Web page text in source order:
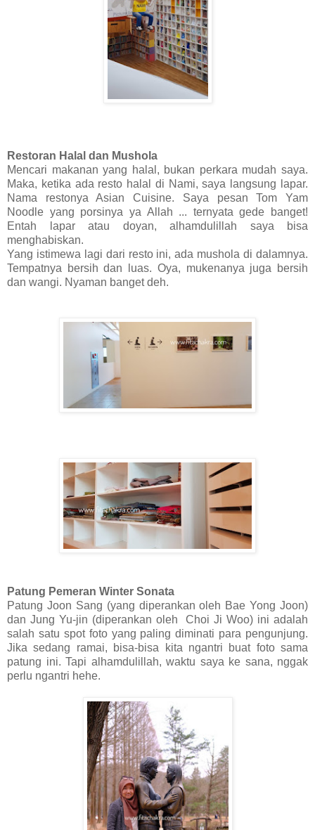
Restoran Halal dan Mushola
Mencari makanan yang halal, bukan perkara mudah saya.
Maka, ketika ada resto halal di Nami, saya langsung lapar.
Nama restonya Asian Cuisine. Saya pesan Tom Yam
Noodle yang porsinya ya Allah ... ternyata gede banget!
Entah lapar atau doyan, alhamdulillah saya bisa
menghabiskan.
Yang istimewa lagi dari resto ini, ada mushola di dalamnya.
Tempatnya bersih dan luas. Oya, mukenanya juga bersih
dan wangi. Nyaman banget deh.
Patung Pemeran Winter Sonata
Patung Joon Sang (yang diperankan oleh Bae Yong Joon)
dan Jung Yu-jin (diperankan oleh Choi Ji Woo) ini adalah
salah satu spot foto yang paling diminati para pengunjung.
Jika sedang ramai, bisa-bisa kita ngantri buat foto sama
patung ini. Tapi alhamdulillah, waktu saya ke sana, nggak
perlu ngantri hehe.